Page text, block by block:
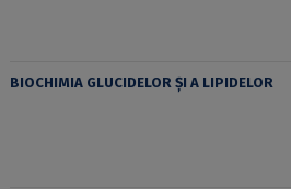
BIOCHIMIA GLUCIDELOR ȘI A LIPIDELOR